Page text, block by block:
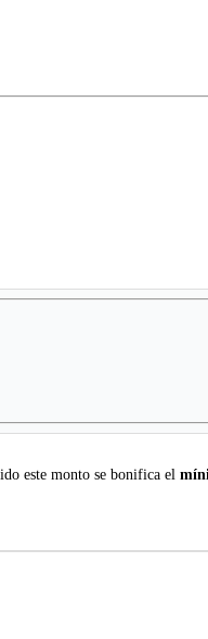
este monto se bonifica el